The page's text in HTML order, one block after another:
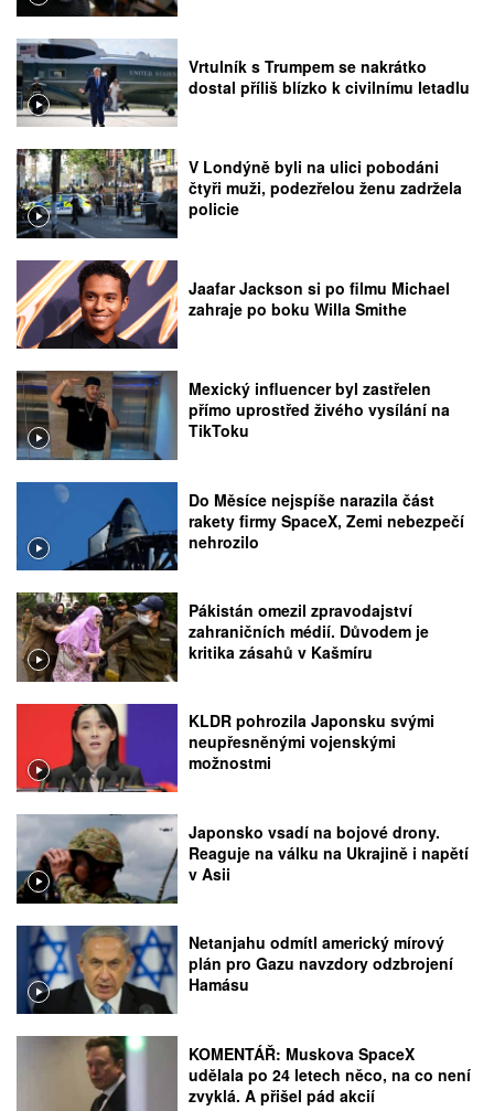
Vrtulník s Trumpem se nakrátko
dostal příliš blízko k civilnímu letadlu
V Londýně byli na ulici pobodáni
čtyři muži, podezřelou ženu zadržela
policie
Jaafar Jackson si po filmu Michael
zahraje po boku Willa Smithe
Mexický influencer byl zastřelen
přímo uprostřed živého vysílání na
TikToku
Do Měsíce nejspíše narazila část
rakety firmy SpaceX, Zemi nebezpečí
nehrozilo
Pákistán omezil zpravodajství
zahraničních médií. Důvodem je
kritika zásahů v Kašmíru
KLDR pohrozila Japonsku svými
neupřesněnými vojenskými
možnostmi
Japonsko vsadí na bojové drony.
Reaguje na válku na Ukrajině i napětí
v Asii
Netanjahu odmítl americký mírový
plán pro Gazu navzdory odzbrojení
Hamásu
KOMENTÁŘ: Muskova SpaceX
udělala po 24 letech něco, na co není
zvyklá. A přišel pád akcií